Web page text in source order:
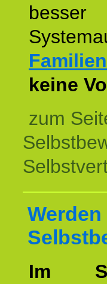
keine
zum
Im